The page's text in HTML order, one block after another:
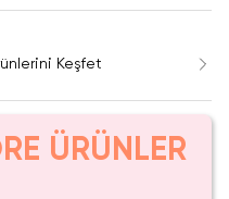
Keşfet
ÜRÜNLER